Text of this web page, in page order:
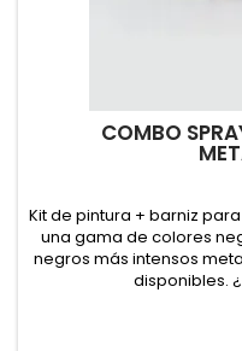
COMBO
Kit de pintura + barniz
una gama de colores
negros más intensos
disponibles.